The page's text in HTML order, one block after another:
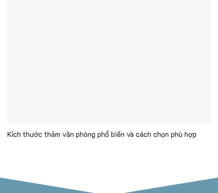
Kích thước thảm văn phòng phổ biến và cách chọn phù hợp